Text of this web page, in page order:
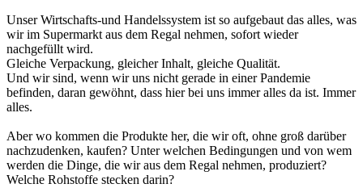
Unser Wirtschafts-und Handelssystem ist so aufgebaut das alles, was
wir im Supermarkt aus dem Regal nehmen, sofort wieder
nachgefüllt wird.
Gleiche Verpackung, gleicher Inhalt, gleiche Qualität.
Und wir sind, wenn wir uns nicht gerade in einer Pandemie
befinden, daran gewöhnt, dass hier bei uns immer alles da ist. Immer
alles.
Aber wo kommen die Produkte her, die wir oft, ohne groß darüber
nachzudenken, kaufen? Unter welchen Bedingungen und von wem
werden die Dinge, die wir aus dem Regal nehmen, produziert?
Welche Rohstoffe stecken darin?